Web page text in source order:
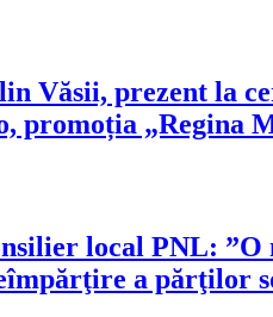
Văsii, prezent la
promoția „Regina
local PNL: ”O
a părţilor